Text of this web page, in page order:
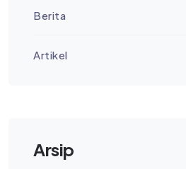
Berita
Artikel
Arsip